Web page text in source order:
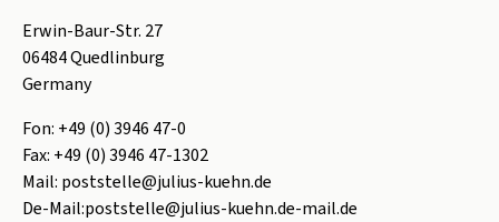
Erwin-Baur-Str. 27
06484Quedlinburg
Germany
Fon: +49 (0) 3946 47-0
Fax: +49 (0) 3946 47-1302
Mail: poststelle@julius-kuehn.de
De-Mail:poststelle@julius-kuehn.de-mail.de